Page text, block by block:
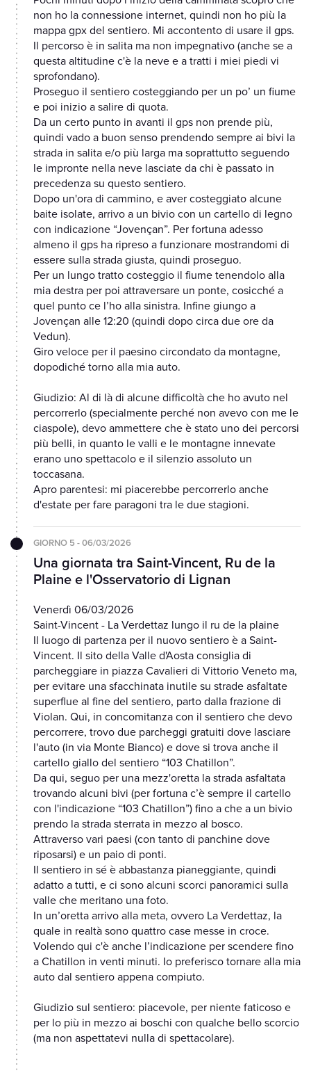
non ho la connessione internet, quindi non ho più la
mappa gpx del sentiero. Mi accontento di usare il gps.
Il percorso è in salita ma non impegnativo (anche se a
questa altitudine c'è la neve e a tratti i miei piedi vi
sprofondano).
Proseguo il sentiero costeggiando per un po’ un fiume
e poi inizio a salire di quota.
Da un certo punto in avanti il gps non prende più,
quindi vado a buon senso prendendo sempre ai bivi la
strada in salita e/o più larga ma soprattutto seguendo
le impronte nella neve lasciate da chi è passato in
precedenza su questo sentiero.
Dopo un'ora di cammino, e aver costeggiato alcune
baite isolate, arrivo a un bivio con un cartello di legno
con indicazione “Jovençan”. Per fortuna adesso
almeno il gps ha ripreso a funzionare mostrandomi di
essere sulla strada giusta, quindi proseguo.
Per un lungo tratto costeggio il fiume tenendolo alla
mia destra per poi attraversare un ponte, cosicché a
quel punto ce l’ho alla sinistra. Infine giungo a
Jovençan alle 12:20 (quindi dopo circa due ore da
Vedun).
Giro veloce per il paesino circondato da montagne,
dopodiché torno alla mia auto.
Giudizio: Al di là di alcune difficoltà che ho avuto nel
percorrerlo (specialmente perché non avevo con me le
ciaspole), devo ammettere che è stato uno dei percorsi
più belli, in quanto le valli e le montagne innevate
erano uno spettacolo e il silenzio assoluto un
toccasana.
Apro parentesi: mi piacerebbe percorrerlo anche
d'estate per fare paragoni tra le due stagioni.
GIORNO 5 - 06/03/2026
Una giornata tra Saint-Vincent, Ru de la
Plaine e l'Osservatorio di Lignan
Venerdì 06/03/2026
Saint-Vincent - La Verdettaz lungo il ru de la plaine
Il luogo di partenza per il nuovo sentiero è a Saint-
Vincent. Il sito della Valle d'Aosta consiglia di
parcheggiare in piazza Cavalieri di Vittorio Veneto ma,
per evitare una sfacchinata inutile su strade asfaltate
superflue al fine del sentiero, parto dalla frazione di
Violan. Qui, in concomitanza con il sentiero che devo
percorrere, trovo due parcheggi gratuiti dove lasciare
l'auto (in via Monte Bianco) e dove si trova anche il
cartello giallo del sentiero “103 Chatillon”.
Da qui, seguo per una mezz'oretta la strada asfaltata
trovando alcuni bivi (per fortuna c’è sempre il cartello
con l'indicazione “103 Chatillon”) fino a che a un bivio
prendo la strada sterrata in mezzo al bosco.
Attraverso vari paesi (con tanto di panchine dove
riposarsi) e un paio di ponti.
Il sentiero in sé è abbastanza pianeggiante, quindi
adatto a tutti, e ci sono alcuni scorci panoramici sulla
valle che meritano una foto.
In un’oretta arrivo alla meta, ovvero La Verdettaz, la
quale in realtà sono quattro case messe in croce.
Volendo qui c'è anche l’indicazione per scendere fino
a Chatillon in venti minuti. Io preferisco tornare alla mia
auto dal sentiero appena compiuto.
Giudizio sul sentiero: piacevole, per niente faticoso e
per lo più in mezzo ai boschi con qualche bello scorcio
(ma non aspettatevi nulla di spettacolare).